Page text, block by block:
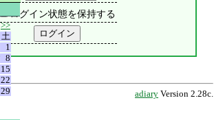
ログイン状態を保持する
adiary Version 2.28c.
>>
土
1
8
15
22
29